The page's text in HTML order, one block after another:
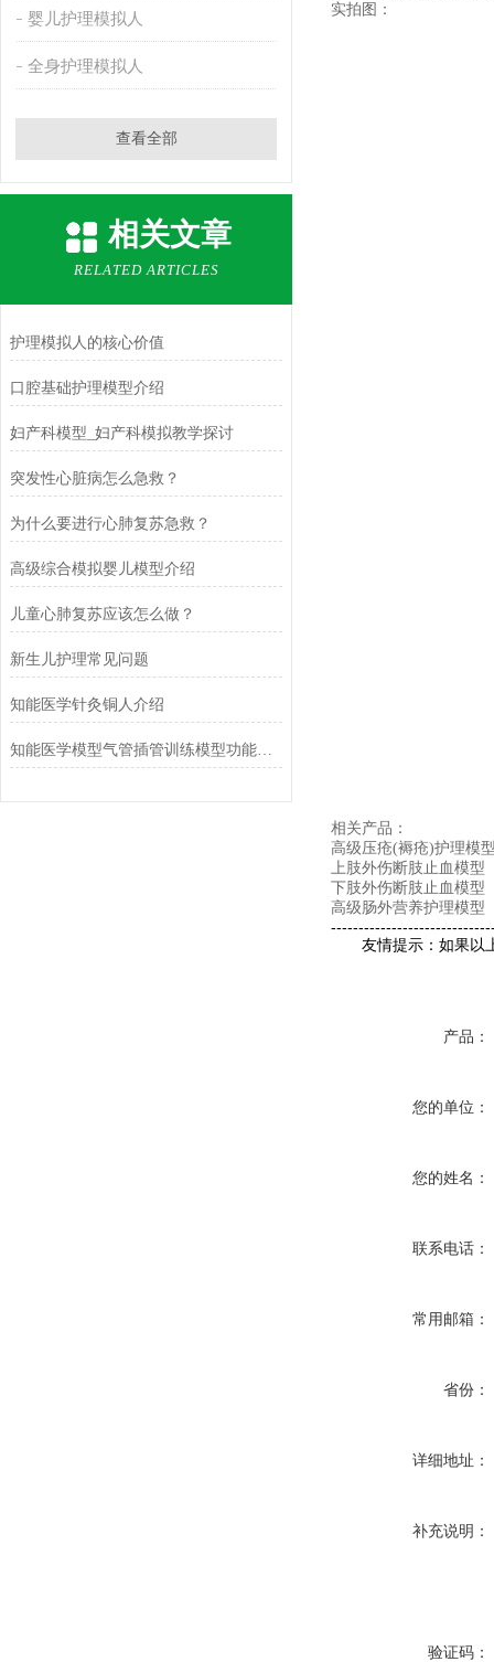
婴儿护理模拟人
全身护理模拟人
查看全部
相关文章
RELATED ARTICLES
护理模拟人的核心价值
口腔基础护理模型介绍
妇产科模型_妇产科模拟教学探讨
突发性心脏病怎么急救？
为什么要进行心肺复苏急救？
高级综合模拟婴儿模型介绍
儿童心肺复苏应该怎么做？
新生儿护理常见问题
知能医学针灸铜人介绍
知能医学模型气管插管训练模型功能解析
实拍图：
相关产品：
高级压疮(褥疮)护理模
上肢外伤断肢止血模型
下肢外伤断肢止血模型
高级肠外营养护理模型
友情提示：如果以上
产品：
您的单位：
您的姓名：
联系电话：
常用邮箱：
省份：
详细地址：
补充说明：
验证码：